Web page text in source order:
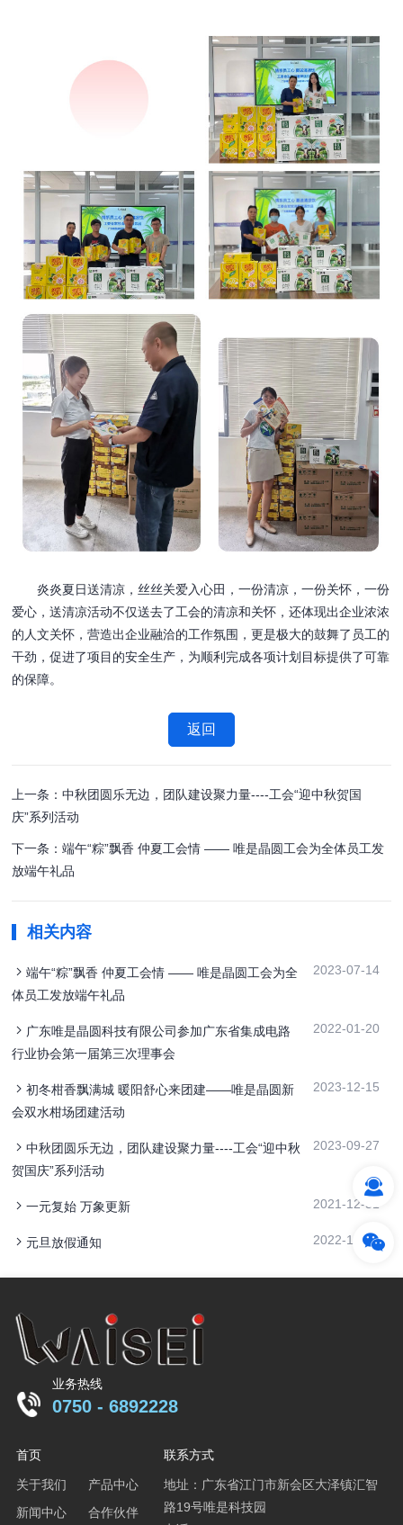
炎炎夏日送清凉，丝丝关爱入心田，一份清凉，一份关怀，一份
爱心，送清凉活动不仅送去了工会的清凉和关怀，还体现出企业浓浓
的人文关怀，营造出企业融洽的工作氛围，更是极大的鼓舞了员工的
干劲，促进了项目的安全生产，为顺利完成各项计划目标提供了可靠
的保障。
返回
上一条：中秋团圆乐无边，团队建设聚力量----工会“迎中秋贺国
庆”系列活动
下一条：端午“粽”飘香 仲夏工会情 —— 唯是晶圆工会为全体员工发
放端午礼品
相关内容
端午“粽”飘香 仲夏工会情 —— 唯是晶圆工会为全
体员工发放端午礼品
2023-07-14
广东唯是晶圆科技有限公司参加广东省集成电路
行业协会第一届第三次理事会
2022-01-20
初冬柑香飘满城 暖阳舒心来团建——唯是晶圆新
会双水柑场团建活动
2023-12-15
中秋团圆乐无边，团队建设聚力量----工会“迎中秋
贺国庆”系列活动
2023-09-27
一元复始 万象更新 2021-12-31
元旦放假通知 2022-12-27
业务热线
0750 - 6892228
首页
关于我们
产品中心
新闻中心
合作伙伴
联系方式
地址：广东省江门市新会区大泽镇汇智
路19号唯是科技园